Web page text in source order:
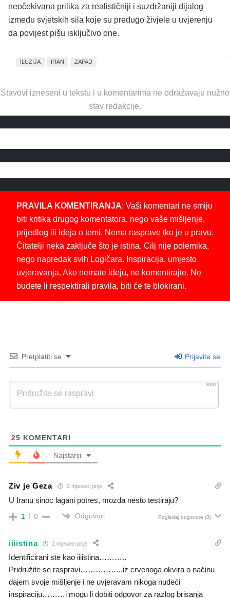
neočekivana prilika za realističniji i suzdržaniji dijalog
između svjetskih sila koje su predugo živjele u uvjerenju
da povijest pišu isključivo one.
ILUZIJA IRAN ZAPAD
Stavovi izneseni u tekstu i u komentarima ne odražavaju nužno
stav redakcije.
PRAVILA KOMENTIRANJA: Vaši komentari ne smiju
biti kritika drugog komentatora, nego vaše mišljenje,
prijedlog ili ideja o temi. Nema rasprave tko je u pravu.
Čitatelji neka zaključe što je istina. Cilj nije polemika,
nego napredak svih Logičara. Inspiracija, umjesto
uvjeravanja. Ako nemate ideju, ne komentirajte. Ne
budete li respektirali pravila, biti će te blokirani.
Pretplatiti se Prijavite se
3000
25 KOMENTARI
Najstariji
Ziv je Geza 2 mjeseci prije
U Iranu sinoc lagani potres, mozda nesto testiraju?
1 0 Odgovori Pogledaj odgovore (3)
iiiistina 2 mjeseci prije
Identificirani ste kao iiiistina………..
Pridružite se raspravi……………..iz crvenoga okvira o načinu
dajem svoje mišljenje i ne uvjeravam nikoga nudeći
inspiraciju………i mogu li dobiti odgovor za razlog brisanja